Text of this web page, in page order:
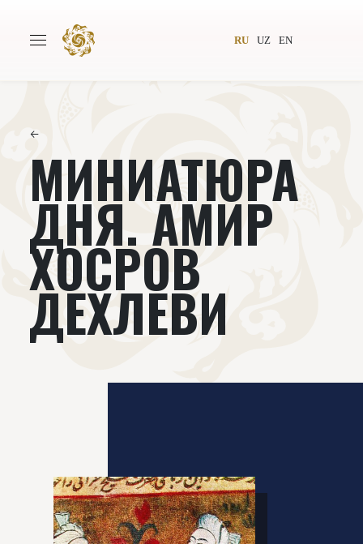
RU UZ EN
Авторы Всемирное общество
Издательство Новости
Проекты
Книги
←
МИНИАТЮРА
ДНЯ. АМИР
ХОСРОВ
ДЕХЛЕВИ